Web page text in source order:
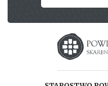
Starostwo